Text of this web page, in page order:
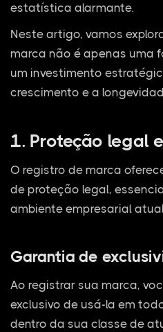
estatística alarmante.
Neste artigo, vamos
marca não é apenas uma
um investimento
crescimento e a
1. Proteção legal
O registro de marca
de proteção legal,
ambiente empresarial
Garantia de
Ao registrar sua marca,
exclusivo de usá-la em
dentro da sua classe de